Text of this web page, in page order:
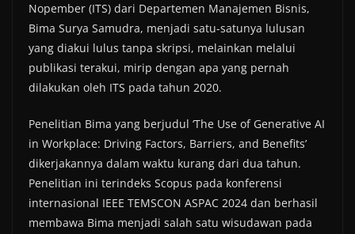
Nopember (ITS) dari Departemen Manajemen Bisnis,
Bima Surya Samudra, menjadi satu-satunya lulusan
yang diakui lulus tanpa skripsi, melainkan melalui
publikasi terakui, mirip dengan apa yang pernah
dilakukan oleh ITS pada tahun 2020.
Penelitian Bima yang berjudul ‘The Use of Generative AI
in Workplace: Driving Factors, Barriers, and Benefits’
dikerjakannya dalam waktu kurang dari dua tahun.
Penelitian ini terindeks Scopus pada konferensi
internasional IEEE TEMSCON ASPAC 2024 dan berhasil
membawa Bima menjadi salah satu wisudawan pada